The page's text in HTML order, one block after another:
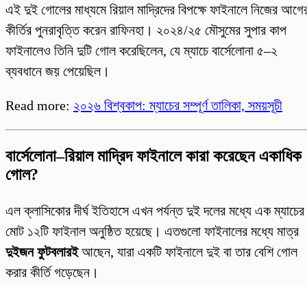
এই দুই গোলের মাধ্যমে রিয়াল মাদ্রিদের বিপক্ষে ফাইনালে নিজের
কীর্তির পুনরাবৃত্তি করেন রাফিনহা। ২০২৪/২৫ মৌসুমের সুপার কাপ
ফাইনালেও তিনি দুটি গোল করেছিলেন, যে ম্যাচে বার্সেলোনা ৫–২
ব্যবধানে জয় পেয়েছিল।
Read more: ২০২৬ বিশ্বকাপ: ম্যাচের সম্পূর্ণ তালিকা, সময়সূচী
বার্সেলোনা–রিয়াল মাদ্রিদ ফাইনালে কারা করেছেন একাধিক
গোল?
এল ক্লাসিকোর দীর্ঘ ইতিহাসে এখন পর্যন্ত দুই দলের মধ্যে এক ম্যাচের
মোট ১২টি ফাইনাল অনুষ্ঠিত হয়েছে। এতগুলো ফাইনালের মধ্যে মাত্র
দুইজন ফুটবলারইআছেন, যারা একটি ফাইনালে দুই বা তার বেশি গোল
করার কীর্তি গড়েছেন।